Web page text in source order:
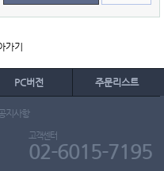
가기
PC버전 주문리스트
지사항
고객센터
02-6015-7195